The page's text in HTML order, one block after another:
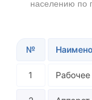
населению по
№
1